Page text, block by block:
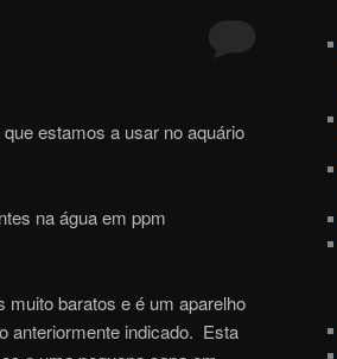
estamos a usar no aquário
na água em ppm
muito baratos e é um aparelho
anteriormente indicado. Esta